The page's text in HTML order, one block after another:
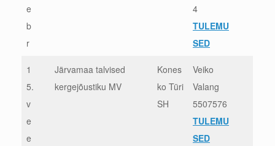
e
b
r
4
TULEMU
SED
1
5.
v
e
e
Järvamaa talvised
kergejõustiku MV
Kones
ko Türi
SH
Veiko
Valang
5507576
TULEMU
SED